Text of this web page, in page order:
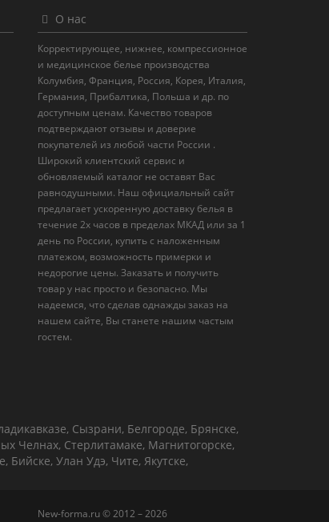
О нас
Корректирующее, нижнее, компрессионное
и медицинское белье производства
Колумбия, Франция, Россия, Корея, Италия,
Германия, Прибалтика, Польша и др. по
доступным ценам. Качество товаров
подтверждают отзывы и доверие
покупателей из любой части России .
Широкий клиентский сервис и
обновляемый каталог не оставят Вас
равнодушными. Наш официальный сайт
предлагает ускоренную доставку белья в
течение 2х часов в пределах МКАД или за 1
день по России, купить с наложенным
платежом, возможность примерки и
недорогие цены. Заказать и получить
товар у нас просто и безопасно. Мы
надеемся, что сделав однажды заказ на
нашем сайте, Вы станете нашим частым
гостем.
Сызрани, Белгороде, Брянске,
Челнах, Стерлитамаке, Магнитогорске,
Бийске, Улан Удэ, Чите, Якутске,
New-forma.ru © 2012 – 2026